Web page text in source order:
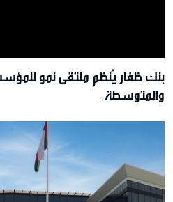
بنك ظفار يُنظم ملتقى نمو
والمتوسطة